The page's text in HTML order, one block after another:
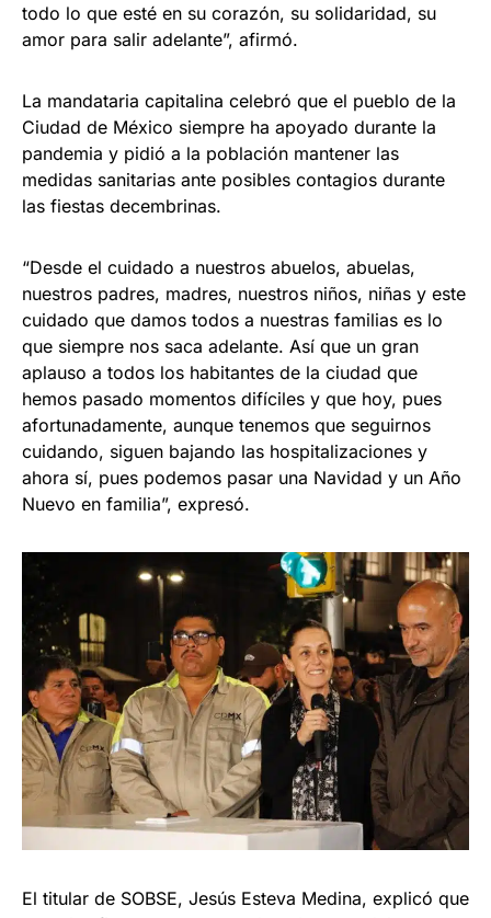
todo lo que esté en su corazón, su solidaridad, su
amor para salir adelante”, afirmó.
La mandataria capitalina celebró que el pueblo de la
Ciudad de México siempre ha apoyado durante la
pandemia y pidió a la población mantener las
medidas sanitarias ante posibles contagios durante
las fiestas decembrinas.
“Desde el cuidado a nuestros abuelos, abuelas,
nuestros padres, madres, nuestros niños, niñas y este
cuidado que damos todos a nuestras familias es lo
que siempre nos saca adelante. Así que un gran
aplauso a todos los habitantes de la ciudad que
hemos pasado momentos difíciles y que hoy, pues
afortunadamente, aunque tenemos que seguirnos
cuidando, siguen bajando las hospitalizaciones y
ahora sí, pues podemos pasar una Navidad y un Año
Nuevo en familia”, expresó.
El titular de SOBSE, Jesús Esteva Medina, explicó que